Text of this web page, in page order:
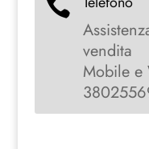

vendita
Mobile e